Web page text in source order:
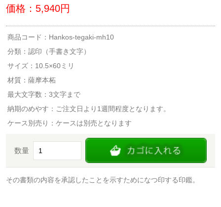
価格：5,940円
商品コード：Hankos-tegaki-mh10
分類： 認印（手書き文字）
サイズ：10.5×60ミリ
材質：薩摩本柘
最大文字数：3文字まで
納期のめやす：ご注文日より1週間程度となります。
ケース別売り：ケースは別売となります
数量
その書類の内容を承認したことを示すためになつ印する印鑑。